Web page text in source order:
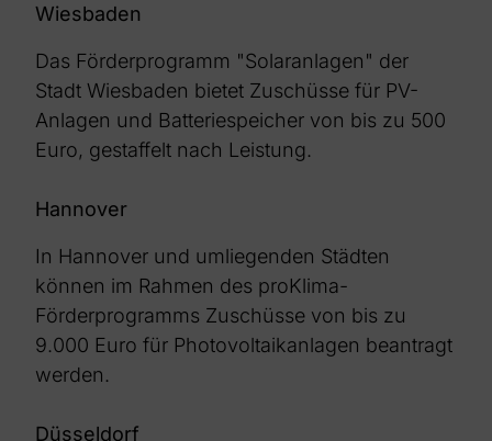
Wiesbaden
Das Förderprogramm "Solaranlagen" der
Stadt Wiesbaden bietet Zuschüsse für PV-
Anlagen und Batteriespeicher von bis zu 500
Euro, gestaffelt nach Leistung.
Hannover
In Hannover und umliegenden Städten
können im Rahmen des proKlima-
Förderprogramms Zuschüsse von bis zu
9.000 Euro für Photovoltaikanlagen beantragt
werden.
Düsseldorf